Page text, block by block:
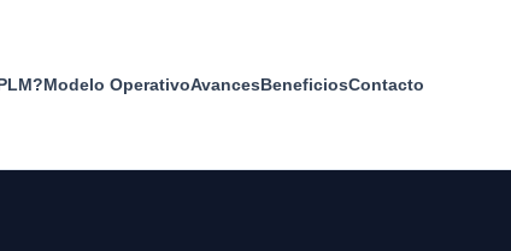
Modelo OperativoAvancesBeneficiosContacto